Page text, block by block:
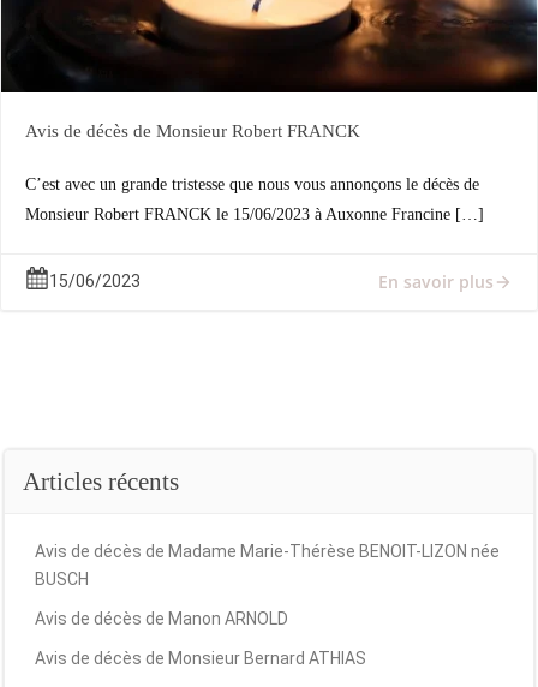
Avis de décès de Monsieur Robert FRANCK
C’est avec un grande tristesse que nous vous annonçons le décès de
Monsieur Robert FRANCK le 15/06/2023 à Auxonne Francine […]
15/06/2023 En savoir plus
Articles récents
Avis de décès de Madame Marie-Thérèse BENOIT-LIZON née
BUSCH
Avis de décès de Manon ARNOLD
Avis de décès de Monsieur Bernard ATHIAS